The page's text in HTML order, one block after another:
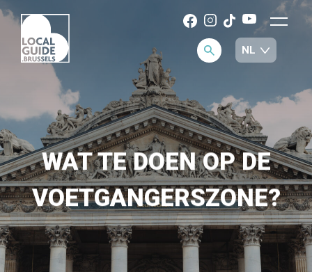
WAT TE DOEN OP DE
VOETGANGERSZONE?